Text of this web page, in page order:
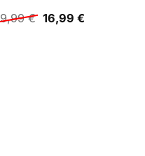
€ Ursprünglicher
Preis
16,99 €Aktueller